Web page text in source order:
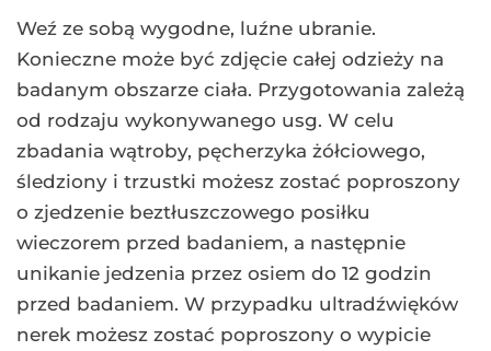
Weź ze sobą wygodne, luźne ubranie.
Konieczne może być zdjęcie całej odzieży na
badanym obszarze ciała. Przygotowania zależą
od rodzaju wykonywanego usg. W celu
zbadania wątroby, pęcherzyka żółciowego,
śledziony i trzustki możesz zostać poproszony
o zjedzenie beztłuszczowego posiłku
wieczorem przed badaniem, a następnie
unikanie jedzenia przez osiem do 12 godzin
przed badaniem. W przypadku ultradźwięków
nerek możesz zostać poproszony o wypicie